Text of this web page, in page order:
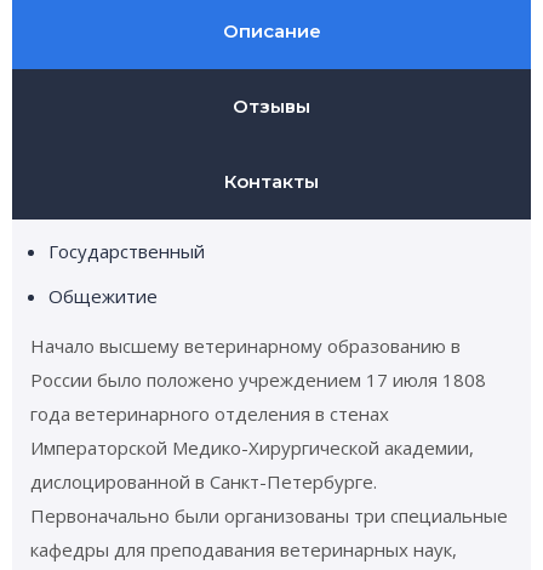
Описание
Отзывы
Контакты
Государственный
Общежитие
Начало высшему ветеринарному образованию в
России было положено учреждением 17 июля 1808
года ветеринарного отделения в стенах
Императорской Медико-Хирургической академии,
дислоцированной в Санкт-Петербурге.
Первоначально были организованы три специальные
кафедры для преподавания ветеринарных наук,